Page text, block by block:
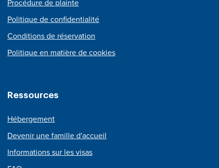
Procédure de plainte
Politique de confidentialité
Conditions de réservation
Politique en matière de cookies
Ressources
Hébergement
Devenir une famille d'accueil
Informations sur les visas